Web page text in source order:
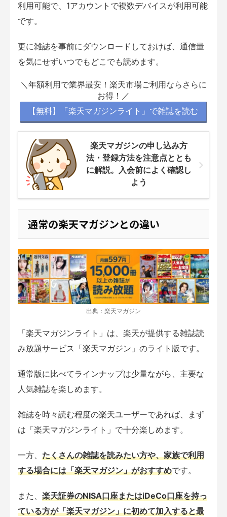
利用可能で、1アカウントで複数デバイスが利用可能
です。
更に雑誌を事前にダウンロードしておけば、通信量
を気にせずいつでもどこでも読めます。
＼年額利用で業界最安！楽天市場ご利用ならさらに
お得！／
【無料】「楽天マガジンライト」で雑誌を読む
楽天マガジンの申し込み方
法・登録方法を注意点ととも
に解説。入会前によく確認し
よう
通常の楽天マガジンとの違い
出典：楽天マガジン
「楽天マガジンライト」は、楽天が提供する雑誌読
み放題サービス「楽天マガジン」のライト版です。
通常版に比べてラインナップは少量ながら、主要な
人気雑誌を楽しめます。
雑誌を時々読む程度の楽天ユーザーであれば、まず
は「楽天マガジンライト」で十分楽しめます。
一方、 たくさんの雑誌を読みたい方や、家族で利用
する場合には「楽天マガジン」がおすすめです。
また、 楽天証券のNISA口座またはiDeCo口座を持っ
ている方が「楽天マガジン」に初めて加入すると最